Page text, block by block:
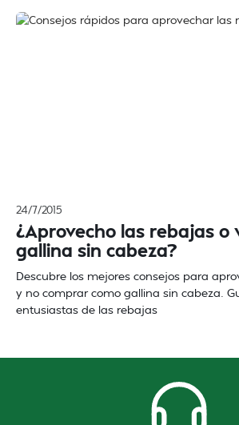
24/7/2015
¿Aprovecho las rebajas o
gallina sin cabeza?
Descubre los mejores consejos para
y no comprar como gallina sin cabeza.
entusiastas de las rebajas